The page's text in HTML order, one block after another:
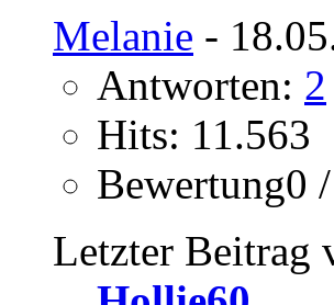
Melanie -
Antworten: 2
Hits: 11.563
Bewertung0
Letzter Beitrag